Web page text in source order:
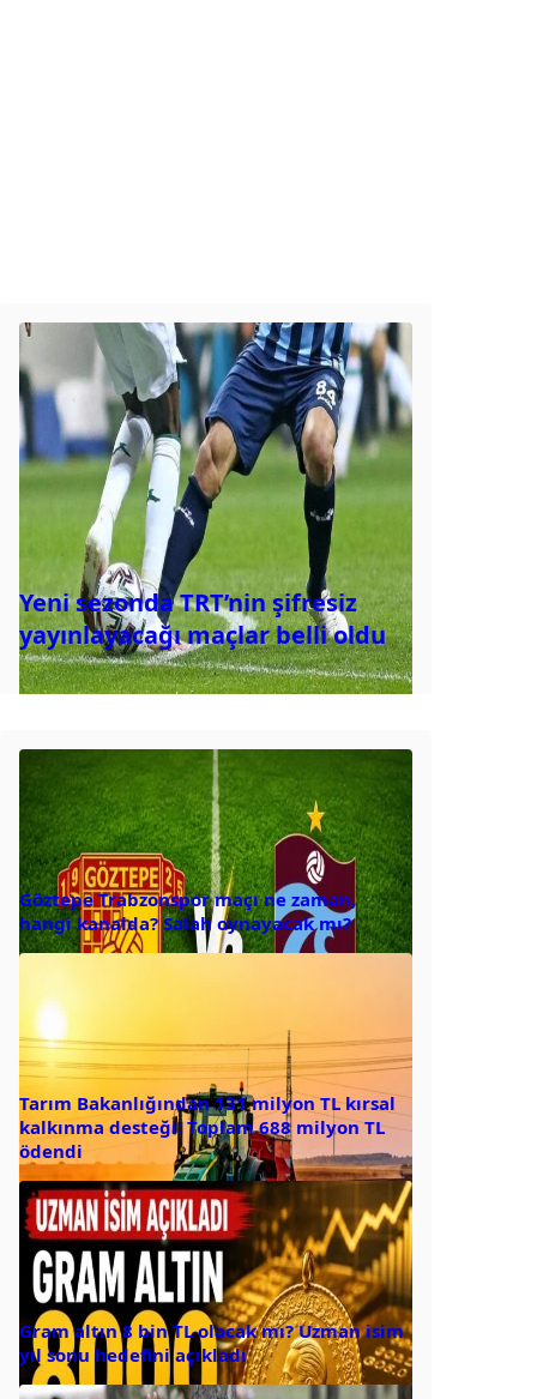
Yeni sezonda TRT’nin şifresiz
yayınlayacağı maçlar belli oldu
Göztepe Trabzonspor maçı ne zaman,
hangi kanalda? Salah oynayacak mı?
Tarım Bakanlığından 131 milyon TL kırsal
kalkınma desteği: Toplam 688 milyon TL
ödendi
Gram altın 8 bin TL olacak mı? Uzman isim
yıl sonu hedefini açıkladı